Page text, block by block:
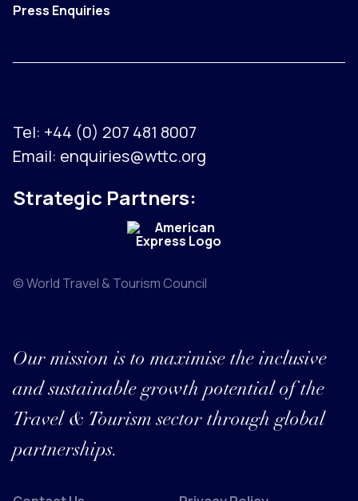
Press Enquiries
Tel: +44 (0) 207 481 8007
Email: enquiries@wttc.org
Strategic Partners:
© World Travel & Tourism Council
Our mission is to maximise the inclusive
and sustainable growth potential of the
Travel & Tourism sector through global
partnerships.